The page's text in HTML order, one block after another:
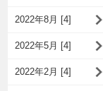
2022年8月 [4]
2022年5月 [4]
2022年2月 [4]